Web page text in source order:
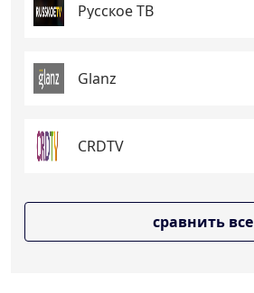
Русское ТВ
Glanz
CRDTV
сравнить все